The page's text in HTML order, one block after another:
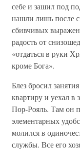
себе и зашил под
нашли лишь после
сбивчивых
радость от
«отдаться в руки
кроме Бога».
Блез бросил
квартиру и уехал
Пор-Рояль. Там он
элементарных
молился в
службы. Все его